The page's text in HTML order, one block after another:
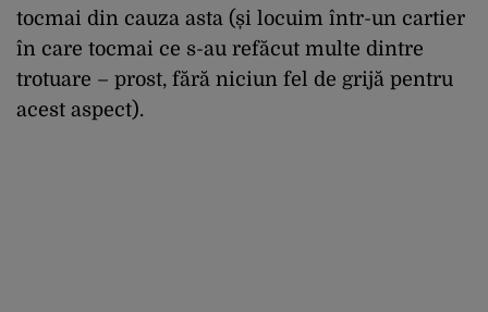
tocmai din cauza asta (și locuim într-un cartier
în care tocmai ce s-au refăcut multe dintre
trotuare – prost, fără niciun fel de grijă pentru
acest aspect).